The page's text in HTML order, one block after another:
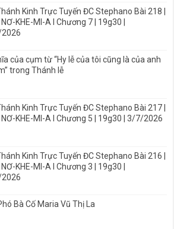
Kinh Trực Tuyến ĐC Stephano Bài 218 |
KHE-MI-A I Chương 7 | 19g30 |
của cụm từ “Hy lễ của tôi cũng là của anh
trong Thánh lễ
Kinh Trực Tuyến ĐC Stephano Bài 217 |
KHE-MI-A I Chương 5 | 19g30 | 3/7/2026
Kinh Trực Tuyến ĐC Stephano Bài 216 |
KHE-MI-A I Chương 3 | 19g30 |
Bà Cố Maria Vũ Thị La